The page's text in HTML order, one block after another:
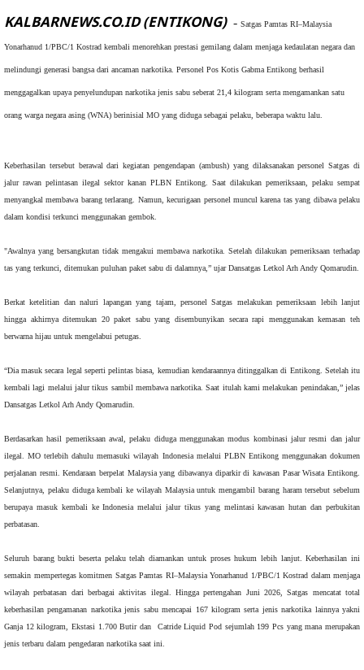
KALBARNEWS.CO.ID (ENTIKONG) - Satgas Pamtas RI–Malaysia
Yonarhanud 1/PBC/1 Kostrad kembali menorehkan prestasi gemilang dalam menjaga kedaulatan negara dan
melindungi generasi bangsa dari ancaman narkotika. Personel Pos Kotis Gabma Entikong berhasil
menggagalkan upaya penyelundupan narkotika jenis sabu seberat 21,4 kilogram serta mengamankan satu
orang warga negara asing (WNA) berinisial MO yang diduga sebagai pelaku, beberapa waktu lalu.
Keberhasilan tersebut berawal dari kegiatan pengendapan (ambush) yang dilaksanakan personel Satgas di
jalur rawan pelintasan ilegal sektor kanan PLBN Entikong. Saat dilakukan pemeriksaan, pelaku sempat
menyangkal membawa barang terlarang. Namun, kecurigaan personel muncul karena tas yang dibawa pelaku
dalam kondisi terkunci menggunakan gembok.
"Awalnya yang bersangkutan tidak mengakui membawa narkotika. Setelah dilakukan pemeriksaan terhadap
tas yang terkunci, ditemukan puluhan paket sabu di dalamnya,” ujar Dansatgas Letkol Arh Andy Qomarudin.
Berkat ketelitian dan naluri lapangan yang tajam, personel Satgas melakukan pemeriksaan lebih lanjut
hingga akhirnya ditemukan 20 paket sabu yang disembunyikan secara rapi menggunakan kemasan teh
berwarna hijau untuk mengelabui petugas.
“Dia masuk secara legal seperti pelintas biasa, kemudian kendaraannya ditinggalkan di Entikong. Setelah itu
kembali lagi melalui jalur tikus sambil membawa narkotika. Saat itulah kami melakukan penindakan,” jelas
Dansatgas Letkol Arh Andy Qomarudin.
Berdasarkan hasil pemeriksaan awal, pelaku diduga menggunakan modus kombinasi jalur resmi dan jalur
ilegal. MO terlebih dahulu memasuki wilayah Indonesia melalui PLBN Entikong menggunakan dokumen
perjalanan resmi. Kendaraan berpelat Malaysia yang dibawanya diparkir di kawasan Pasar Wisata Entikong.
Selanjutnya, pelaku diduga kembali ke wilayah Malaysia untuk mengambil barang haram tersebut sebelum
berupaya masuk kembali ke Indonesia melalui jalur tikus yang melintasi kawasan hutan dan perbukitan
perbatasan.
Seluruh barang bukti beserta pelaku telah diamankan untuk proses hukum lebih lanjut. Keberhasilan ini
semakin mempertegas komitmen Satgas Pamtas RI–Malaysia Yonarhanud 1/PBC/1 Kostrad dalam menjaga
wilayah perbatasan dari berbagai aktivitas ilegal. Hingga pertengahan Juni 2026, Satgas mencatat total
keberhasilan pengamanan narkotika jenis sabu mencapai 167 kilogram serta jenis narkotika lainnya yakni
Ganja 12 kilogram, Ekstasi 1.700 Butir dan Catride Liquid Pod sejumlah 199 Pcs yang mana merupakan
jenis terbaru dalam pengedaran narkotika saat ini.